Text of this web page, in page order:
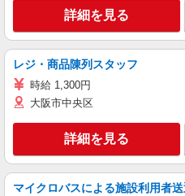
詳細を見る
レジ・商品陳列スタッフ
時給 1,300円
大阪市中央区
詳細を見る
マイクロバスによる施設利用者